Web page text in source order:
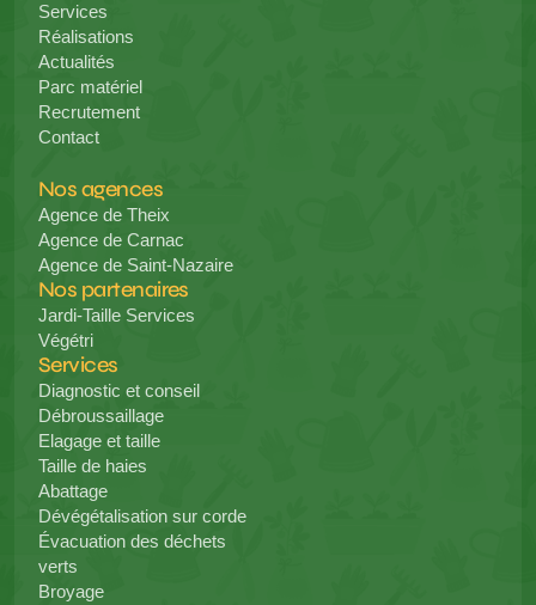
Services
Réalisations
Actualités
Parc matériel
Recrutement
Contact
Nos agences
Agence de Theix
Agence de Carnac
Agence de Saint-Nazaire
Nos partenaires
Jardi-Taille Services
Végétri
Services
Diagnostic et conseil
Débroussaillage
Elagage et taille
Taille de haies
Abattage
Dévégétalisation sur corde
Évacuation des déchets
verts
Broyage